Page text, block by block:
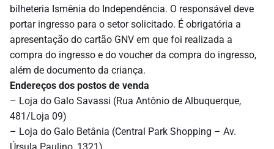
bilheteria Ismênia do Independência. O responsável deve
portar ingresso para o setor solicitado. É obrigatória a
apresentação do cartão GNV em que foi realizada a
compra do ingresso e do voucher da compra do ingresso,
além de documento da criança.
Endereços dos postos de venda
– Loja do Galo Savassi (Rua Antônio de Albuquerque,
481/Loja 09)
– Loja do Galo Betânia (Central Park Shopping – Av.
Úrsula Paulino, 1321)